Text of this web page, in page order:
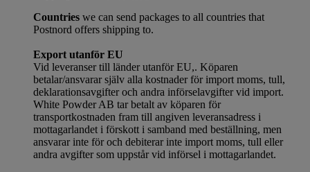
Countries we can send packages to all countries that
Postnord offers shipping to.
Export utanför EU
Vid leveranser till länder utanför EU,. Köparen
betalar/ansvarar själv alla kostnader för import moms, tull,
deklarationsavgifter och andra införselavgifter vid import.
White Powder AB tar betalt av köparen för
transportkostnaden fram till angiven leveransadress i
mottagarlandet i förskott i samband med beställning, men
ansvarar inte för och debiterar inte import moms, tull eller
andra avgifter som uppstår vid införsel i mottagarlandet.